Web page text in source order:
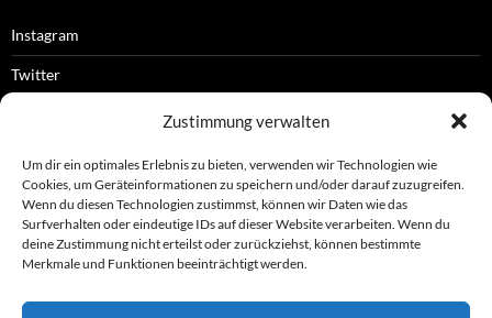
Zustimmung verwalten
Um dir ein optimales Erlebnis zu bieten, verwenden wir Technologien wie
Cookies, um Geräteinformationen zu speichern und/oder darauf zuzugreifen.
Wenn du diesen Technologien zustimmst, können wir Daten wie das
Surfverhalten oder eindeutige IDs auf dieser Website verarbeiten. Wenn du
deine Zustimmung nicht erteilst oder zurückziehst, können bestimmte
Merkmale und Funktionen beeinträchtigt werden.
Instagram
Twitter
OFFIZIELLES
Impressum